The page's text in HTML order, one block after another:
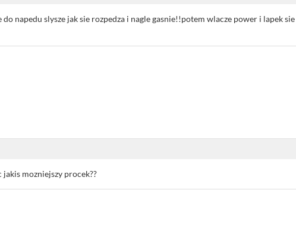
napedu slysze jak sie rozpedza i nagle gasnie!!potem wlacze power i lapek
jakis mozniejszy procek??